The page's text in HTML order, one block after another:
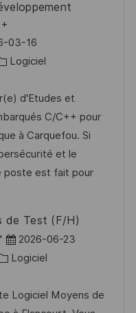
a
03-16
Logiciel
d'Etudes et
C/C++ pour
à Carquefou. Si
et le
poste est fait pour
de Test (F/H)
D
a
e
2026-06-23
Logiciel
Logiciel Moyens de